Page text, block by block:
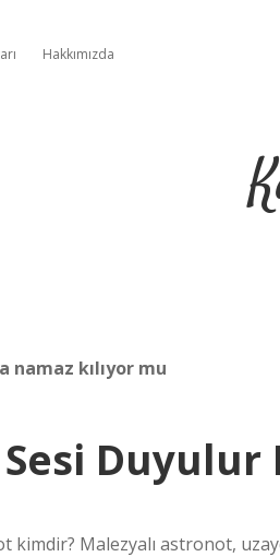
Hakkımızda
namaz kılıyor mu
Duyulur
kimdir? Malezyalı astronot,